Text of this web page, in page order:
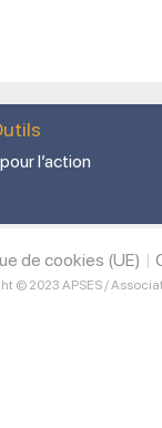
l’action
de cookies (UE)
© 2023 APSES /